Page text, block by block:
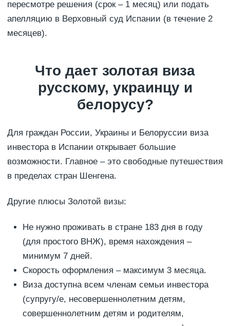
пересмотре решения (срок – 1 месяц) или подать
апелляцию в Верховный суд Испании (в течение 2
месяцев).
Что дает золотая виза
русскому, украинцу и
белорусу?
Для граждан России, Украины и Белоруссии виза
инвестора в Испании открывает большие
возможности. Главное – это свободные путешествия
в пределах стран Шенгена.
Другие плюсы Золотой визы:
Не нужно проживать в стране 183 дня в году
(для простого ВНЖ), время нахождения –
минимум 7 дней.
Скорость оформления – максимум 3 месяца.
Виза доступна всем членам семьи инвестора
(супругу/е, несовершеннолетним детям,
совершеннолетним детям и родителям,